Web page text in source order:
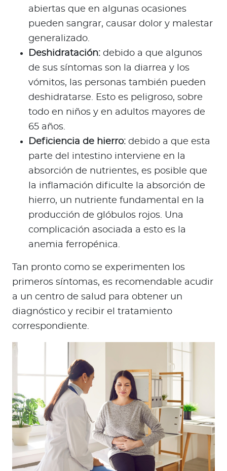
abiertas que en algunas ocasiones
pueden sangrar, causar dolor y malestar
generalizado.
Deshidratación: debido a que algunos
de sus síntomas son la diarrea y los
vómitos, las personas también pueden
deshidratarse. Esto es peligroso, sobre
todo en niños y en adultos mayores de
65 años.
Deficiencia de hierro: debido a que esta
parte del intestino interviene en la
absorción de nutrientes, es posible que
la inflamación dificulte la absorción de
hierro, un nutriente fundamental en la
producción de glóbulos rojos. Una
complicación asociada a esto es la
anemia ferropénica.
Tan pronto como se experimenten los
primeros síntomas, es recomendable acudir
a un centro de salud para obtener un
diagnóstico y recibir el tratamiento
correspondiente.